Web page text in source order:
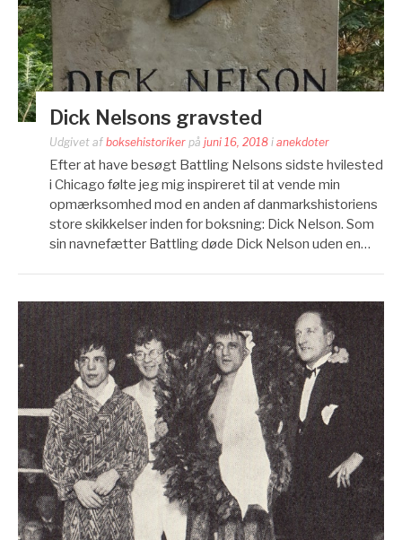
Dick Nelsons gravsted
Udgivet af boksehistoriker på juni 16, 2018 i anekdoter
Efter at have besøgt Battling Nelsons sidste hvilested
i Chicago følte jeg mig inspireret til at vende min
opmærksomhed mod en anden af danmarkshistoriens
store skikkelser inden for boksning: Dick Nelson. Som
sin navnefætter Battling døde Dick Nelson uden en…